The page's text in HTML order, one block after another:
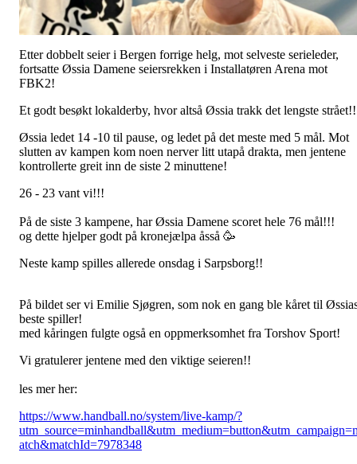
Etter dobbelt seier i Bergen forrige helg, mot selveste serieleder,
fortsatte Øssia Damene seiersrekken i Installatøren Arena mot
FBK2!
Et godt besøkt lokalderby, hvor altså Øssia trakk det lengste strået!!
Øssia ledet 14 -10 til pause, og ledet på det meste med 5 mål. Mot
slutten av kampen kom noen nerver litt utapå drakta, men jentene
kontrollerte greit inn de siste 2 minuttene!
26 - 23 vant vi!!!
På de siste 3 kampene, har Øssia Damene scoret hele 76 mål!!!
og dette hjelper godt på kronejælpa åsså 🥳
Neste kamp spilles allerede onsdag i Sarpsborg!!
På bildet ser vi Emilie Sjøgren, som nok en gang ble kåret til
beste spiller!
med kåringen fulgte også en oppmerksomhet fra Torshov Sport!
Vi gratulerer jentene med den viktige seieren!!
les mer her:
https://www.handball.no/system/live-kamp/?
atch&matchId=7978348